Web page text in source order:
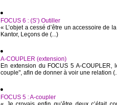
FOCUS 6 : (S’) Outiller
« L’objet a cessé d’être un accessoire de
Kantor, Leçons de (...)
A-COUPLER (extension)
En extension du FOCUS 5 A-
couple", afin de donner à voir une relation
FOCUS 5 : A-coupler